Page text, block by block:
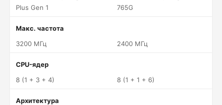
Plus Gen 1
765G
Макс. частота
3200 МГц
2400 МГц
CPU-ядер
8 (1 + 3 + 4)
8 (1 + 1 + 6)
Архитектура